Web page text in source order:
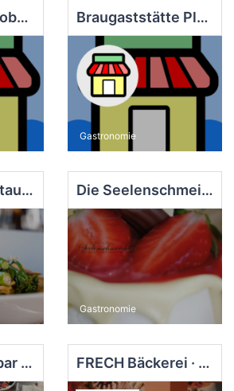
Bootshaus am oberen See Braugaststätte Platzhirsch
Gastronomie
Check Inn-Restaurant Die Seelenschmeichler - Patisserie & Café
Gastronomie
Fetzers café | bar | vino FRECH Bäckerei · Konditorei · Café